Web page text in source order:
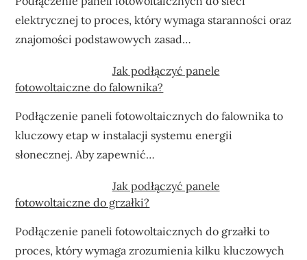
elektrycznej to proces, który wymaga staranności oraz
znajomości podstawowych zasad…
Jak podłączyć panele
fotowoltaiczne do falownika?
Podłączenie paneli fotowoltaicznych do falownika to
kluczowy etap w instalacji systemu energii
słonecznej. Aby zapewnić…
Jak podłączyć panele
fotowoltaiczne do grzałki?
Podłączenie paneli fotowoltaicznych do grzałki to
proces, który wymaga zrozumienia kilku kluczowych